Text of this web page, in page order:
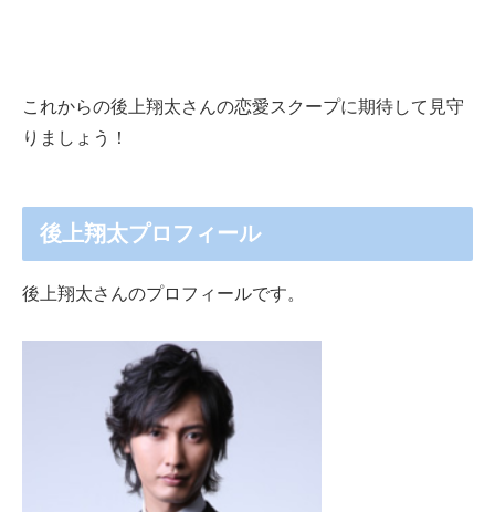
これからの後上翔太さんの恋愛スクープに期待して見守
りましょう！
後上翔太プロフィール
後上翔太さんのプロフィールです。